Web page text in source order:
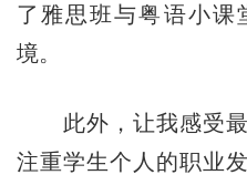
了雅思班与粤语小课
境。
此外，让我感受最
注重学生个人的职业